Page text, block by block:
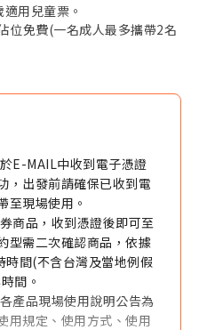
用兒童票。
位免費(一名成人最多攜帶2名
E-MAIL中收到電子憑證
，出發前請確保已收到電
至現場使用。
商品，收到憑證後即可至
型需二次確認商品，依據
間(不含台灣及當地例假
間。
產品現場使用說明公告為
用規定、使用方式、使用